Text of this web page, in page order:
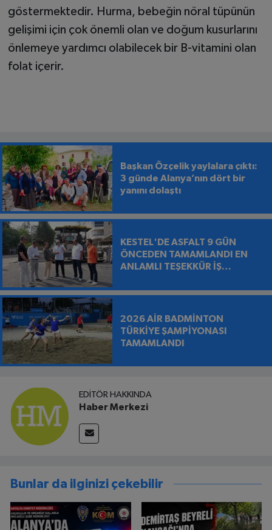
göstermektedir. Hurma, bebeğin nöral tüpünün
gelişimi için çok önemli olan ve doğum kusurlarını
önlemeye yardımcı olabilecek bir B-vitamini olan
folat içerir.
Başkan Özçelik yaylalara çıktı:
3 günde Alanya’nın dört bir
yanını dolaştı
KESTEL'DE ASFALT 9 GÜN
ÖNCEDEN TAMAMLANDI EN
ANLAMLI TEŞEKKÜR İŞ
BIRAKILDI
2026 AİR BADMİNTON
TÜRKİYE ŞAMPİYONASI
TAMAMLANDI
EDITÖR HAKKINDA
Haber Merkezi
Bunlar da ilginizi çekebilir